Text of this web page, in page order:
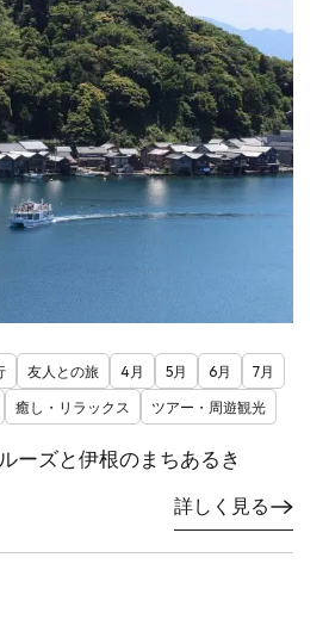
友人との旅 4月 5月 6月
7月
癒し・リラックス ツアー・周遊観光
ズと伊根のまちあるき
詳しく見る